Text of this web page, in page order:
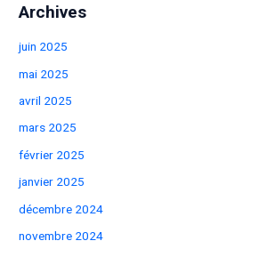
Archives
juin 2025
mai 2025
avril 2025
mars 2025
février 2025
janvier 2025
décembre 2024
novembre 2024